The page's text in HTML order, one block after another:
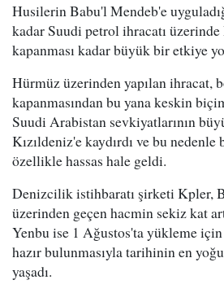
Husilerin Babu'l Mendeb'e
kadar Suudi petrol ihracatı üzerinde
kapanması kadar büyük bir etkiye
Hürmüz üzerinden yapılan ihracat,
kapanmasından bu yana keskin
Suudi Arabistan sevkiyatlarının
Kızıldeniz'e kaydırdı ve bu nedenle
özellikle hassas hale geldi.
Denizcilik istihbaratı şirketi Kpler,
üzerinden geçen hacmin sekiz kat
Yenbu ise 1 Ağustos'ta yükleme
hazır bulunmasıyla tarihinin en
yaşadı.